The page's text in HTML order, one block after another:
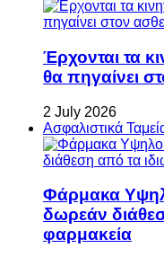
Έρχονται τα
θα πηγαίνει
2 July 2026
Ασφαλιστικά
Φάρμακα
δωρεάν
φαρμακεία